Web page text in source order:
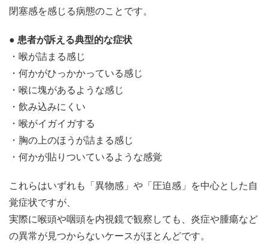
閉塞感を感じる病態のことです。
● 患者が訴える典型的な症状
・喉が詰まる感じ
・何かがひっかかっている感じ
・喉に塊があるような感じ
・飲み込みにくい
・喉がイガイガする
・胸の上のほうが詰まる感じ
・何かが貼りついているような感覚
これらはいずれも「異物感」や「圧迫感」を中心とした自
覚症状ですが、
実際に喉頭や咽頭を内視鏡で観察しても、炎症や腫瘍など
の異常が見つからないケースがほとんどです。